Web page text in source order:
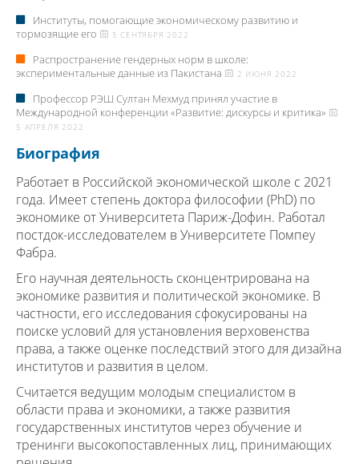
Институты, помогающие экономическому развитию и
тормозящие его
5 СЕНТЯБРЯ 2022
Распространение гендерных норм в школе:
экспериментальные данные из Пакистана
2 ИЮНЯ 2022
Профессор РЭШ Султан Мехмуд принял участие в
Международной конференции «Развитие: дискурсы и критика»
5 АПРЕЛЯ 2022
Биография
Работает в Российской экономической школе с 2021
года. Имеет степень доктора философии (PhD) по
экономике от Университета Париж-Дофин. Работал
постдок-исследователем в Университете Помпеу
Фабра.
Его научная деятельность сконцентрирована на
экономике развития и политической экономике. В
частности, его исследования сфокусированы на
поиске условий для установления верховенства
права, а также оценке последствий этого для дизайна
институтов и развития в целом.
Считается ведущим молодым специалистом в
области права и экономики, а также развития
государственных институтов через обучение и
тренинги высокопоставленных лиц, принимающих